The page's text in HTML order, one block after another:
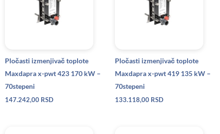
Pločasti izmenjivač toplote
Maxdapra x-pwt 423 170 kW –
70stepeni
147.242,00 RSD
Pločasti izmenjivač toplote
Maxdapra x-pwt 419 135 kW –
70stepeni
133.118,00 RSD